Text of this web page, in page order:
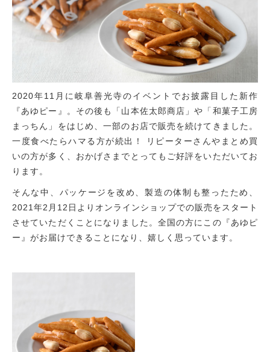
2020年11月に岐阜善光寺のイベントでお披露目した新作
『あゆピー』。その後も「山本佐太郎商店」や「和菓子工房
まっちん」をはじめ、一部のお店で販売を続けてきました。
一度食べたらハマる方が続出！ リピーターさんやまとめ買
いの方が多く、おかげさまでとってもご好評をいただいてお
ります。
そんな中、パッケージを改め、製造の体制も整ったため、
2021年2月12日よりオンラインショップでの販売をスタート
させていただくことになりました。全国の方にこの『あゆピ
ー』がお届けできることになり、嬉しく思っています。